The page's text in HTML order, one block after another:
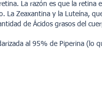
La razón es que la retina
La Zeaxantina y la Luteína,
de Ácidos grasos del
al 95% de Piperina (lo